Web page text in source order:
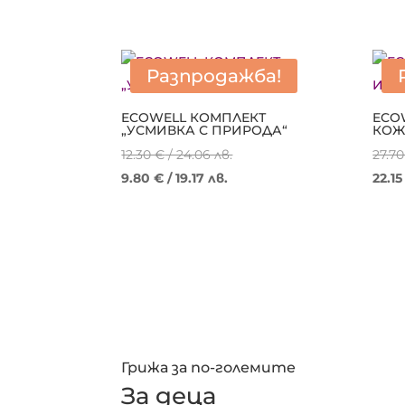
Разпродажба!
ECOWELL КОМПЛЕКТ
„УСМИВКА С ПРИРОДА“
12.30€/ 24.06 лв.Original
9.80€ / 19.17 лв.
Грижа за по-големите
За деца